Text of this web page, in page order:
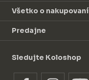
Všetko o nakupovaní
Predajne
Sledujte Koloshop